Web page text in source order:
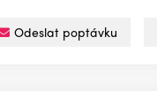
Odeslat poptávku